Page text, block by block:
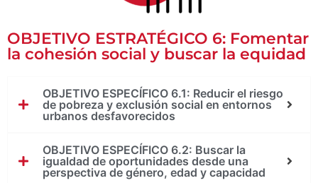
OBJETIVO ESTRATÉGICO 6: Fomentar
la cohesión social y buscar la equidad
OBJETIVO ESPECÍFICO 6.1: Reducir el riesgo
de pobreza y exclusión social en entornos
urbanos desfavorecidos
OBJETIVO ESPECÍFICO 6.2: Buscar la
igualdad de oportunidades desde una
perspectiva de género, edad y capacidad